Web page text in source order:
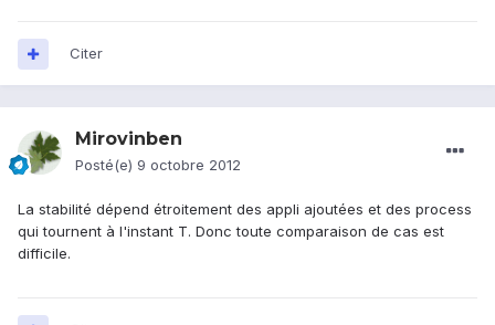
Citer
Mirovinben
Posté(e) 9 octobre 2012
La stabilité dépend étroitement des appli ajoutées et des process
qui tournent à l'instant T. Donc toute comparaison de cas est
difficile.